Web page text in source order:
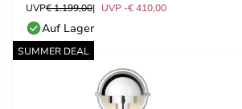
UVP€ 1.199,00 UVP -€ 410,00
Auf Lager
SUMMER DEAL